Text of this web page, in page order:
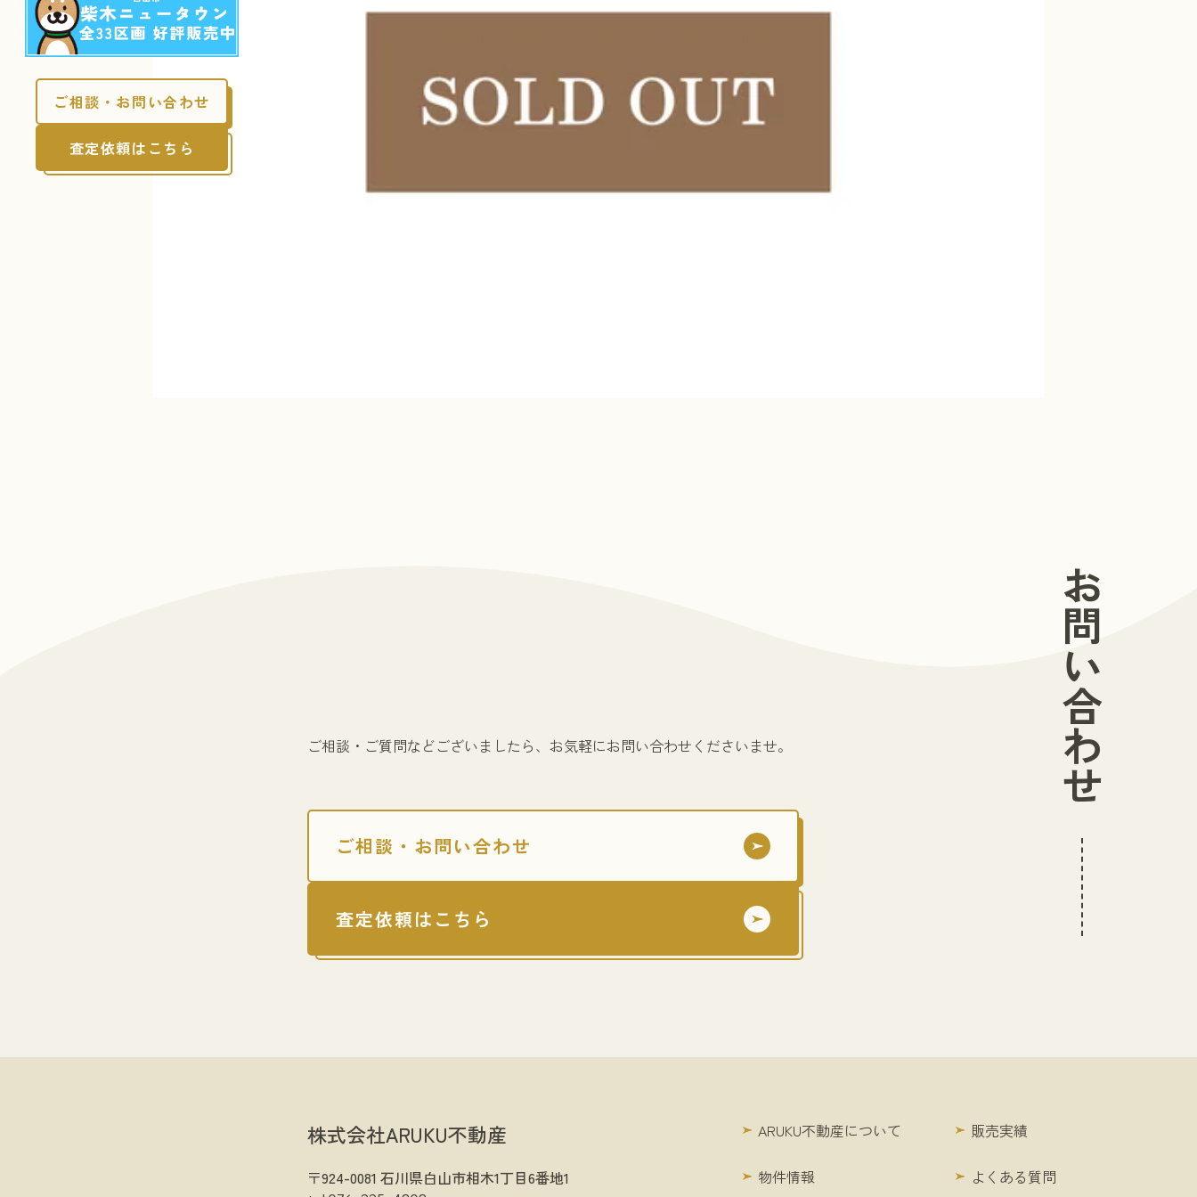
ご相談・お問い合わせ
査定依頼はこちら
お問い合わせ
ご相談・ご質問などございましたら、お気軽にお問い合わせくださいませ。
ご相談・お問い合わせ
査定依頼はこちら
株式会社ARUKU不動産
〒924-0081 石川県白山市相木1丁目6番地1
ARUKU不動産について 販売実績
物件情報 よくある質問